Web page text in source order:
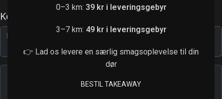
0–3 km: 39 kr i leveringsgebyr
3–7 km: 49 kr i leveringsgebyr
👉 Lad os levere en særlig smagsoplevelse til din
dør
BESTIL TAKEAWAY